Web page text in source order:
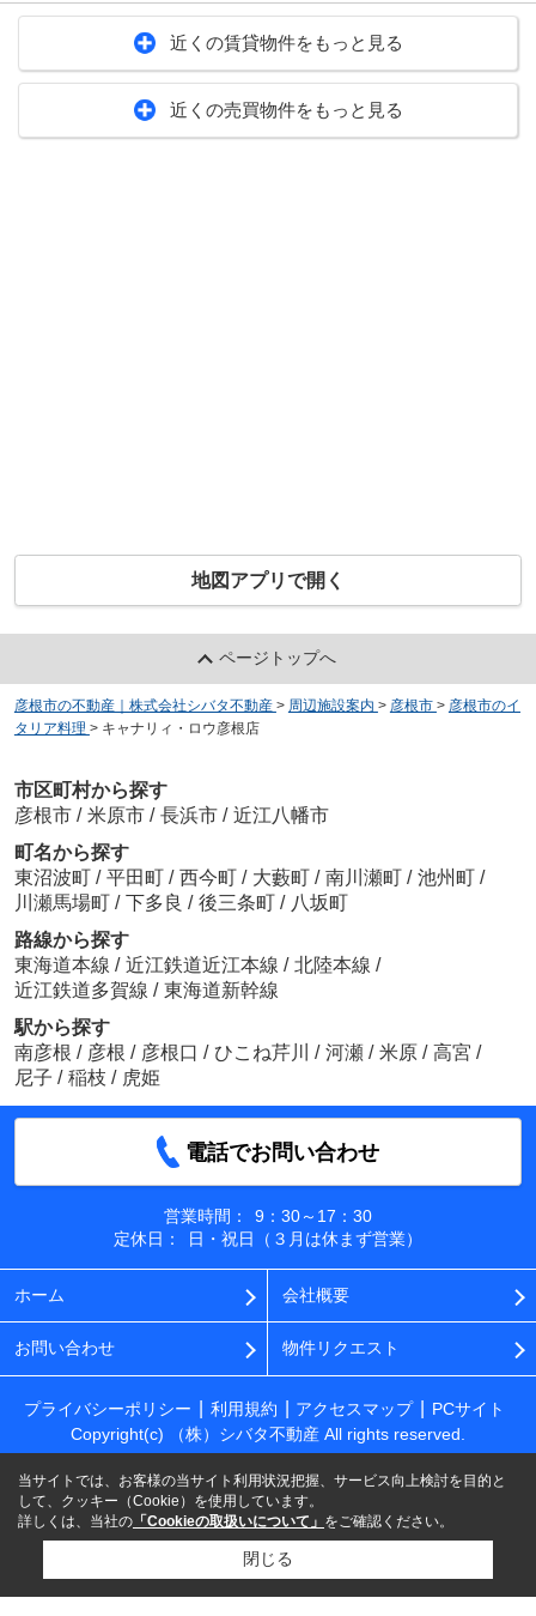
近くの賃貸物件をもっと見る
近くの売買物件をもっと見る
地図アプリで開く
ページトップへ
彦根市の不動産｜株式会社シバタ不動産 > 周辺施設案内 > 彦根市 > 彦根市のイ
タリア料理 > キャナリィ・ロウ彦根店
市区町村から探す
彦根市 / 米原市 / 長浜市 / 近江八幡市
町名から探す
東沼波町 / 平田町 / 西今町 / 大藪町 / 南川瀬町 / 池州町 /
川瀬馬場町 / 下多良 / 後三条町 / 八坂町
路線から探す
東海道本線 / 近江鉄道近江本線 / 北陸本線 /
近江鉄道多賀線 / 東海道新幹線
駅から探す
南彦根 / 彦根 / 彦根口 / ひこね芹川 / 河瀬 / 米原 / 高宮 /
尼子 / 稲枝 / 虎姫
電話でお問い合わせ
営業時間：
9：30～17：30
定休日：
日・祝日（３月は休まず営業）
ホーム 会社概要
お問い合わせ 物件リクエスト
プライバシーポリシー 利用規約 アクセスマップ
PCサイト
Copyright(c) （株）シバタ不動産 All rights reserved.
当サイトでは、お客様の当サイト利用状況把握、サービス向上検討を目的と
して、クッキー（Cookie）を使用しています。
詳しくは、当社の 「Cookieの取扱いについて」 をご確認ください。
閉じる